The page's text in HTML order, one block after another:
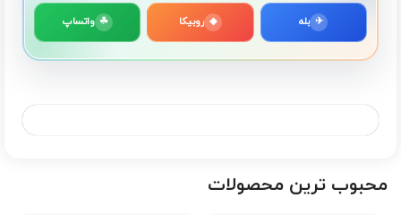
✈ بله ◆ روبیکا ☘ واتساپ
محبوب ترین محصولات